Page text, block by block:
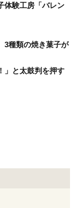
体験工房「バレン
3種類の焼き菓子が
」と太鼓判を押す